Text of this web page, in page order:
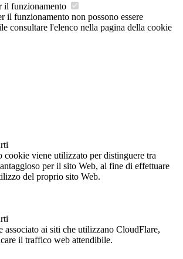
il funzionamento
il funzionamento non possono essere
consultare l'elenco nella pagina della cookie
cookie viene utilizzato per distinguere tra
per il sito Web, al fine di effettuare
del proprio sito Web.
associato ai siti che utilizzano CloudFlare,
il traffico web attendibile.